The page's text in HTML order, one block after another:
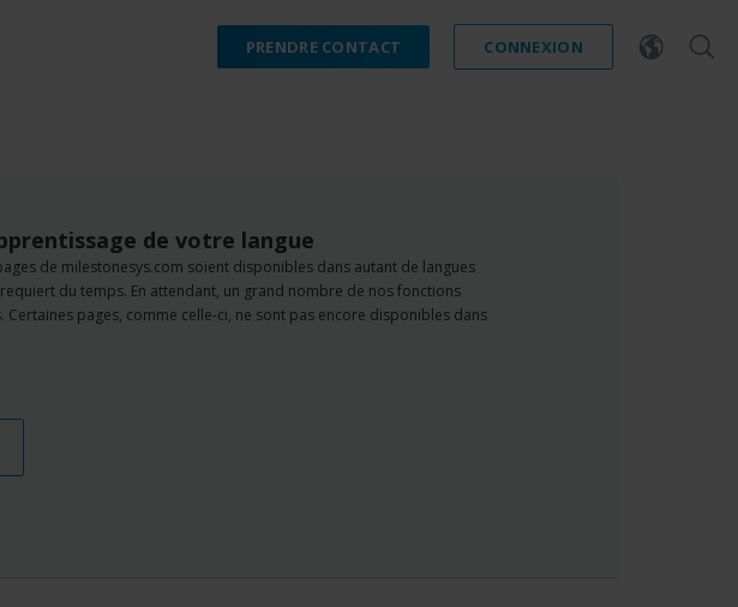
PRENDRE CONTACT CONNEXION
de votre langue
de milestonesys.com soient disponibles dans autant de langues
du temps. En attendant, un grand nombre de nos fonctions
pages, comme celle-ci, ne sont pas encore disponibles dans